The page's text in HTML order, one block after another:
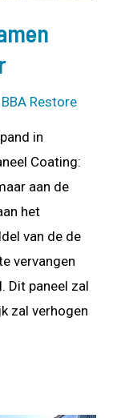
BBA Restore
in
Coating:
aan de
het
van de de
vervangen
Dit paneel zal
zal verhogen